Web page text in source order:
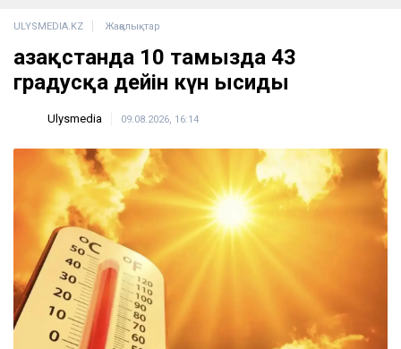
ULYSMEDIA.KZ Жаңалықтар
Қазақстанда 10 тамызда 43
градусқа дейін күн ысиды
Ulysmedia 09.08.2026, 16:14